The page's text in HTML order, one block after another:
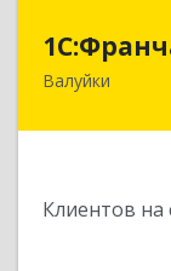
Валуйки
Клиентов
309996,